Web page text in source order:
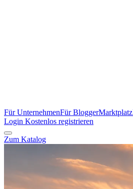
Für UnternehmenFür BloggerMarktplatz
Login Kostenlos registrieren
Zum Katalog